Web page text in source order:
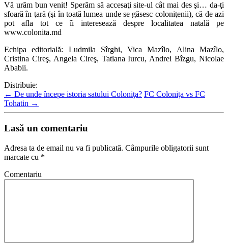
Vă urăm bun venit! Sperăm să accesaţi site-ul cât mai des şi… da-ţi
sfoară în ţară (şi în toată lumea unde se găsesc coloniţenii), că de azi
pot afla tot ce îi interesează despre localitatea natală pe
www.colonita.md
Echipa editorială: Ludmila Sîrghi, Vica Mazîlo, Alina Mazîlo,
Cristina Cireş, Angela Cireş, Tatiana Iurcu, Andrei Bîzgu, Nicolae
Ababii.
Distribuie:
← De unde începe istoria satului Coloniţa? FC Coloniţa vs FC
Tohatin →
Lasă un comentariu
Adresa ta de email nu va fi publicată. Câmpurile obligatorii sunt
marcate cu *
Comentariu